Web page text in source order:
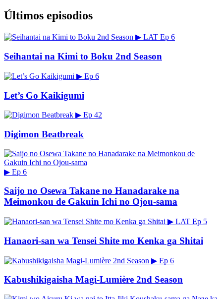
Últimos episodios
▶ LAT Ep 6
Seihantai na Kimi to Boku 2nd Season
▶ Ep 6
Let’s Go Kaikigumi
▶ Ep 42
Digimon Beatbreak
▶ Ep 6
Saijo no Osewa Takane no Hanadarake na
Meimonkou de Gakuin Ichi no Ojou-sama
▶ LAT Ep 5
Hanaori-san wa Tensei Shite mo Kenka ga Shitai
▶ Ep 6
Kabushikigaisha Magi-Lumière 2nd Season